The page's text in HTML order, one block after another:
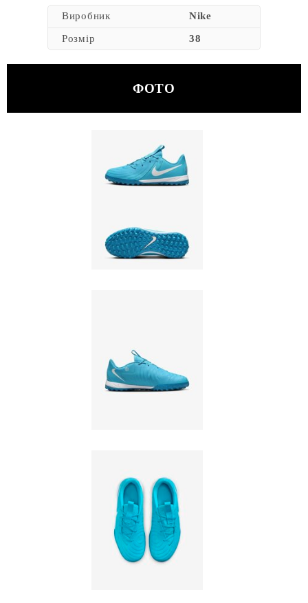
Виробник Nike
Розмір 38
ФОТО